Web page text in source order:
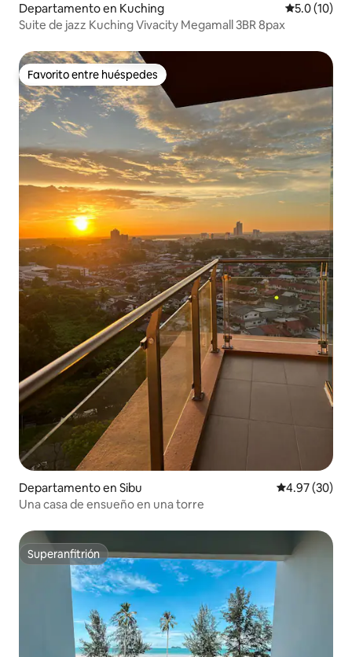
Departamento en Kuching Calificación
5.0 (10)
Suite de jazz Kuching Vivacity Megamall 3BR 8pax
Favorito entre huéspedes
Favorito entre huéspedes
Departamento en Sibu Calificación
4.97 (30)
Una casa de ensueño en una torre
Superanfitrión
Superanfitrión